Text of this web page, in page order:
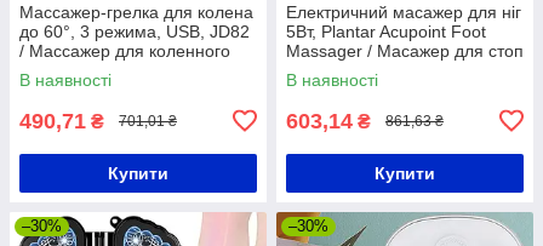
Массажер-грелка для колена
до 60°, 3 режима, USB, JD82
/ Массажер для коленного
сустава / Грелка на плечо
В наявності
490,71 ₴ 701,01 ₴
Купити
Електричний масажер для ніг
5Вт, Plantar Acupoint Foot
Massager / Масажер для стоп
з функцією підігріву
В наявності
603,14 ₴ 861,63 ₴
Купити
–30% –30%